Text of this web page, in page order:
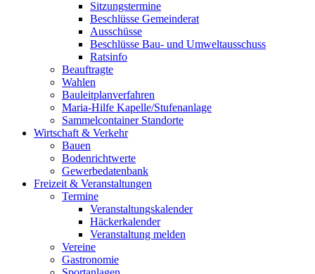
Sitzungstermine
Beschlüsse Gemeinderat
Ausschüsse
Beschlüsse Bau- und Umweltausschuss
Ratsinfo
Beauftragte
Wahlen
Bauleitplanverfahren
Maria-Hilfe Kapelle/Stufenanlage
Sammelcontainer Standorte
Wirtschaft & Verkehr
Bauen
Bodenrichtwerte
Gewerbedatenbank
Freizeit & Veranstaltungen
Termine
Veranstaltungskalender
Häckerkalender
Veranstaltung melden
Vereine
Gastronomie